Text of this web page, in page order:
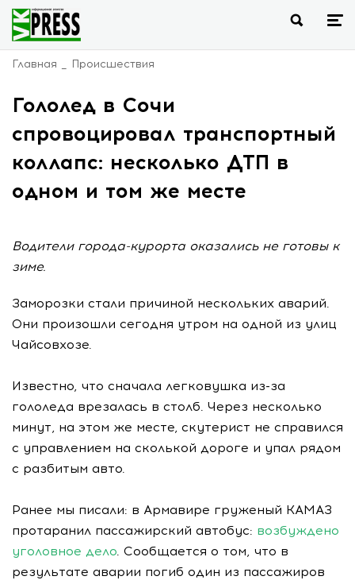
Главная Происшествия
Гололед в Сочи
спровоцировал транспортный
коллапс: несколько ДТП в
одном и том же месте
Водители города-курорта оказались не готовы к
зиме.
Заморозки стали причиной нескольких аварий.
Они произошли сегодня утром на одной из улиц
Чайсовхозе.
Известно, что сначала легковушка из-за
гололеда врезалась в столб. Через несколько
минут, на этом же месте, скутерист не справился
с управлением на сколькой дороге и упал рядом
с разбитым авто.
Ранее мы писали: в Армавире груженый КАМАЗ
протаранил пассажирский автобус: возбуждено
уголовное дело. Сообщается о том, что в
результате аварии погиб один из пассажиров